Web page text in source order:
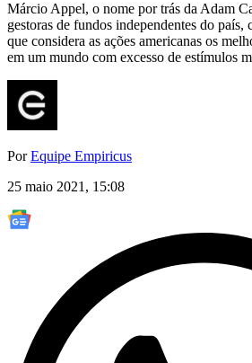
Márcio Appel, o nome por trás da Adam
gestoras de fundos independentes do país,
que considera as ações americanas os
em um mundo com excesso de estímulos
PorEquipe Empiricus
25 maio 2021, 15:08